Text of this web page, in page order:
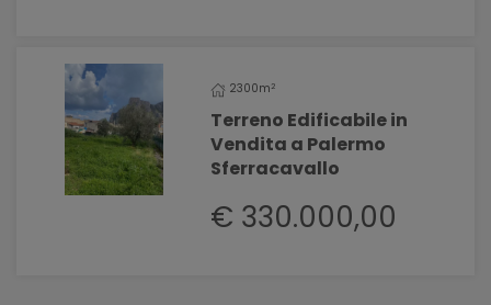
2300m2
Terreno Edificabile in
Vendita a Palermo
Sferracavallo
€ 330.000,00